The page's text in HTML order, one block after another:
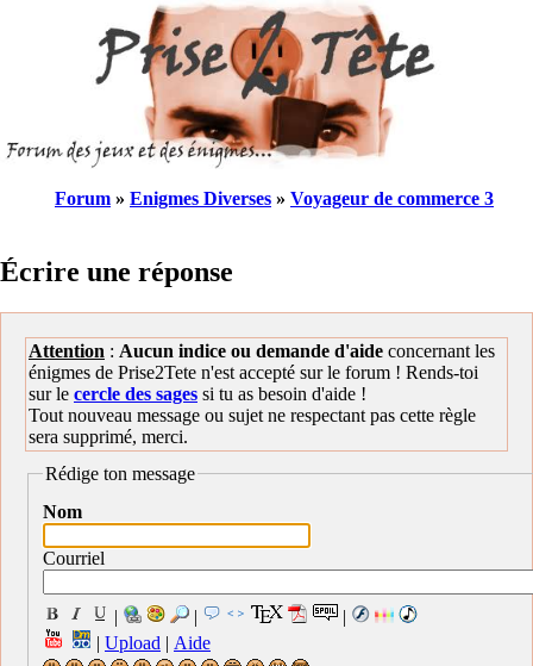
Forum » Enigmes Diverses » Voyageur de commerce 3
Écrire une réponse
Attention : Aucun indice ou demande d'aide concernant les
énigmes de Prise2Tete n'est accepté sur le forum ! Rends-toi
sur le cercle des sages si tu as besoin d'aide !
Tout nouveau message ou sujet ne respectant pas cette règle
sera supprimé, merci.
Rédige ton message
Nom
Courriel
| |
|
| Upload | Aide